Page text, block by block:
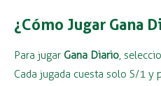
¿Cómo Jugar Gana
Para jugar Gana Diario,
Cada jugada cuesta solo S/1 y